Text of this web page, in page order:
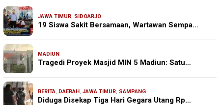
JAWA TIMUR, SIDOARJO
19 Siswa Sakit Bersamaan, Wartawan Sempa…
MADIUN
Tragedi Proyek Masjid MIN 5 Madiun: Satu…
BERITA, DAERAH, JAWA TIMUR, SAMPANG
Diduga Disekap Tiga Hari Gegara Utang Rp…